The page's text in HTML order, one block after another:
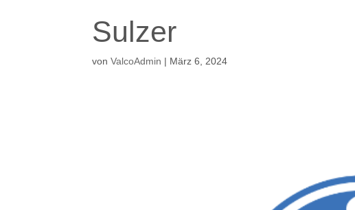
Sulzer
vonValcoAdmin | März 6, 2024